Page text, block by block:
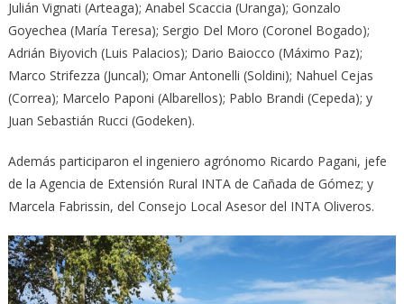
Julián Vignati (Arteaga); Anabel Scaccia (Uranga); Gonzalo
Goyechea (María Teresa); Sergio Del Moro (Coronel Bogado);
Adrián Biyovich (Luis Palacios); Dario Baiocco (Máximo Paz);
Marco Strifezza (Juncal); Omar Antonelli (Soldini); Nahuel Cejas
(Correa); Marcelo Paponi (Albarellos); Pablo Brandi (Cepeda); y
Juan Sebastián Rucci (Godeken).
Además participaron el ingeniero agrónomo Ricardo Pagani, jefe
de la Agencia de Extensión Rural INTA de Cañada de Gómez; y
Marcela Fabrissin, del Consejo Local Asesor del INTA Oliveros.